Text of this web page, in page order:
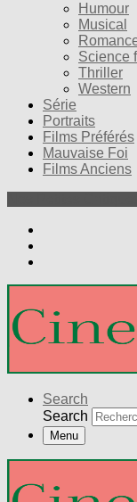
Humour
Musical
Science
Thriller
Western
Série
Portraits
Films Préférés
Mauvaise Foi
Films Anciens
Search
Search
Menu